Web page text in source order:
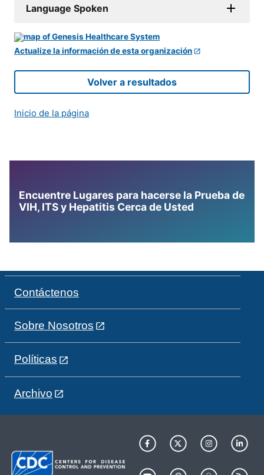
Language Spoken
Actualize la información de esta organización
Volver a resultados
Inicio de la página
Encuentre Lugares para hacerse la Prueba de
VIH, ITS y Hepatitis Cerca de Usted
Contáctenos
Sobre Nosotros
Políticas
Archivo